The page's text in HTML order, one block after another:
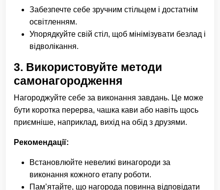
Забезпечте себе зручним стільцем і достатнім
освітленням.
Упорядкуйте свій стіл, щоб мінімізувати безлад і
відволікання.
3. Використовуйте методи
самонагородження
Нагороджуйте себе за виконання завдань. Це може
бути коротка перерва, чашка кави або навіть щось
приємніше, наприклад, вихід на обід з друзями.
Рекомендації:
Встановлюйте невеликі винагороди за
виконання кожного етапу роботи.
Пам’ятайте, що нагорода повинна відповідати